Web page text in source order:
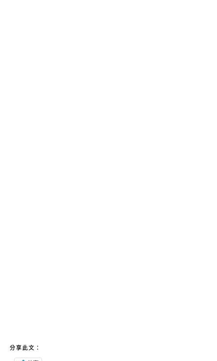
分享此文：